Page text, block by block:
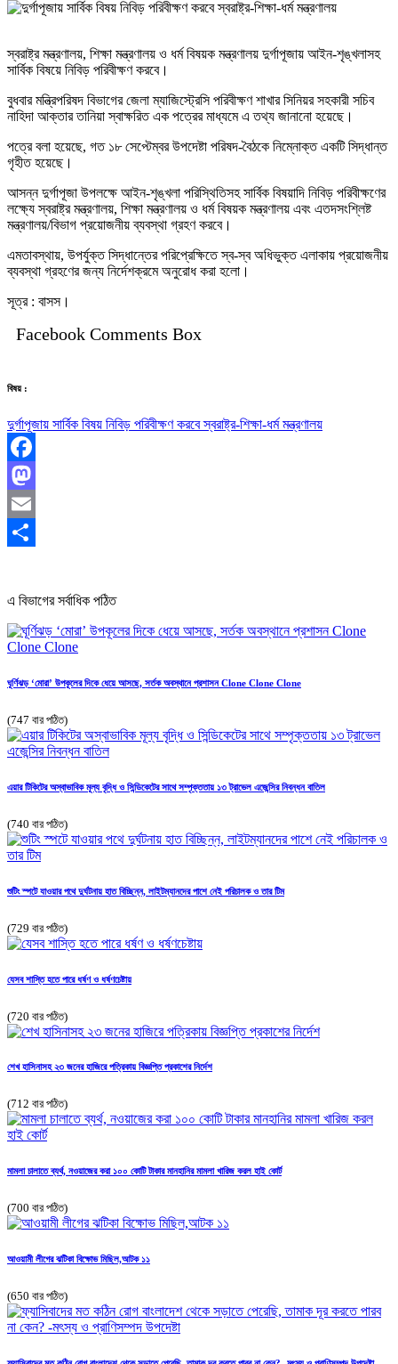
স্বরাষ্ট্র মন্ত্রণালয়, শিক্ষা মন্ত্রণালয় ও ধর্ম বিষয়ক মন্ত্রণালয় দুর্গাপূজায় আইন-শৃঙ্খলাসহ
সার্বিক বিষয়ে নিবিড় পরিবীক্ষণ করবে।
বুধবার মন্ত্রিপরিষদ বিভাগের জেলা ম্যাজিস্ট্রেসি পরিবীক্ষণ শাখার সিনিয়র সহকারী সচিব
নাহিদা আক্তার তানিয়া স্বাক্ষরিত এক পত্রের মাধ্যমে এ তথ্য জানানো হয়েছে।
পত্রে বলা হয়েছে, গত ১৮ সেপ্টেম্বর উপদেষ্টা পরিষদ-বৈঠকে নিম্নোক্ত একটি সিদ্ধান্ত
গৃহীত হয়েছে।
আসন্ন দুর্গাপূজা উপলক্ষে আইন-শৃঙ্খলা পরিস্থিতিসহ সার্বিক বিষয়াদি নিবিড় পরিবীক্ষণের
লক্ষ্যে স্বরাষ্ট্র মন্ত্রণালয়, শিক্ষা মন্ত্রণালয় ও ধর্ম বিষয়ক মন্ত্রণালয় এবং এতদসংশ্লিষ্ট
মন্ত্রণালয়/বিভাগ প্রয়োজনীয় ব্যবস্থা গ্রহণ করবে।
এমতাবস্থায়, উপর্যুক্ত সিদ্ধান্তের পরিপ্রেক্ষিতে স্ব-স্ব অধিভুক্ত এলাকায় প্রয়োজনীয়
ব্যবস্থা গ্রহণের জন্য নির্দেশক্রমে অনুরোধ করা হলো।
সূত্র : বাসস।
Facebook Comments Box
বিষয় :
দুর্গাপূজায় সার্বিক বিষয় নিবিড় পরিবীক্ষণ করবে স্বরাষ্ট্র-শিক্ষা-ধর্ম মন্ত্রণালয়
Facebook
Mastodon
Email
এ বিভাগের সর্বাধিক পঠিত
ঘূর্ণিঝড় ‘মোরা’ উপকূলের দিকে ধেয়ে আসছে, সর্তক অবস্থানে প্রশাসন Clone Clone Clone
(747 বার পঠিত)
এয়ার টিকিটের অস্বাভাবিক মূল্য বৃদ্ধি ও সিন্ডিকেটের সাথে সম্পৃক্ততায় ১৩ ট্রাভেল এজেন্সির নিবন্ধন বাতিল
(740 বার পঠিত)
শুটিং স্পটে যাওয়ার পথে দুর্ঘটনায় হাত বিচ্ছিন্ন, লাইটম্যানদের পাশে নেই পরিচালক ও তার টিম
(729 বার পঠিত)
যেসব শাস্তি হতে পারে ধর্ষণ ও ধর্ষণচেষ্টায়
(720 বার পঠিত)
শেখ হাসিনাসহ ২৩ জনের হাজিরে পত্রিকায় বিজ্ঞপ্তি প্রকাশের নির্দেশ
(712 বার পঠিত)
মামলা চালাতে ব্যর্থ, নওয়াজের করা ১০০ কোটি টাকার মানহানির মামলা খারিজ করল হাই কোর্ট
(700 বার পঠিত)
আওয়ামী লীগের ঝটিকা বিক্ষোভ মিছিল,আটক ১১
(650 বার পঠিত)